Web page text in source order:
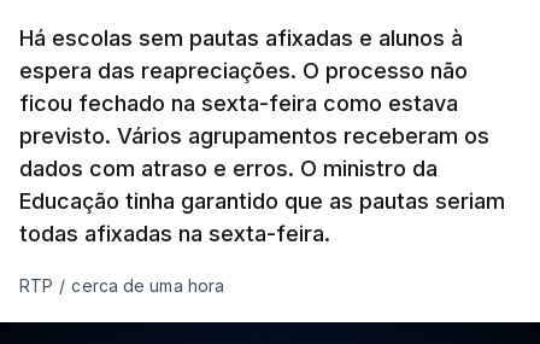
Há escolas sem pautas afixadas e alunos à
espera das reapreciações. O processo não
ficou fechado na sexta-feira como estava
previsto. Vários agrupamentos receberam os
dados com atraso e erros. O ministro da
Educação tinha garantido que as pautas seriam
todas afixadas na sexta-feira.
RTP / cerca de uma hora